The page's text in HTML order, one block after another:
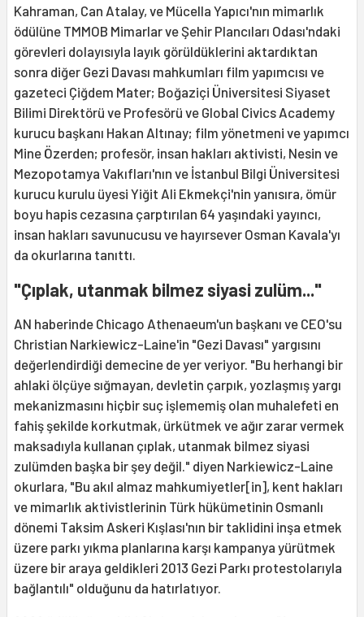
Kahraman, Can Atalay, ve Mücella Yapıcı'nın mimarlık
ödülüne TMMOB Mimarlar ve Şehir Plancıları Odası'ndaki
görevleri dolayısıyla layık görüldüklerini aktardıktan
sonra diğer Gezi Davası mahkumları film yapımcısı ve
gazeteci Çiğdem Mater; Boğaziçi Üniversitesi Siyaset
Bilimi Direktörü ve Profesörü ve Global Civics Academy
kurucu başkanı Hakan Altınay; film yönetmeni ve yapımcı
Mine Özerden; profesör, insan hakları aktivisti, Nesin ve
Mezopotamya Vakıfları'nın ve İstanbul Bilgi Üniversitesi
kurucu kurulu üyesi Yiğit Ali Ekmekçi'nin yanısıra, ömür
boyu hapis cezasına çarptırılan 64 yaşındaki yayıncı,
insan hakları savunucusu ve hayırsever Osman Kavala'yı
da okurlarına tanıttı.
"Çıplak, utanmak bilmez siyasi zulüm..."
AN haberinde Chicago Athenaeum'un başkanı ve CEO'su
Christian Narkiewicz-Laine'in "Gezi Davası" yargısını
değerlendirdiği demecine de yer veriyor. "Bu herhangi bir
ahlaki ölçüye sığmayan, devletin çarpık, yozlaşmış yargı
mekanizmasını hiçbir suç işlememiş olan muhalefeti en
fahiş şekilde korkutmak, ürkütmek ve ağır zarar vermek
maksadıyla kullanan çıplak, utanmak bilmez siyasi
zulümden başka bir şey değil." diyen Narkiewicz-Laine
okurlara, "Bu akıl almaz mahkumiyetler[in], kent hakları
ve mimarlık aktivistlerinin Türk hükümetinin Osmanlı
dönemi Taksim Askeri Kışlası'nın bir taklidini inşa etmek
üzere parkı yıkma planlarına karşı kampanya yürütmek
üzere bir araya geldikleri 2013 Gezi Parkı protestolarıyla
bağlantılı" olduğunu da hatırlatıyor.